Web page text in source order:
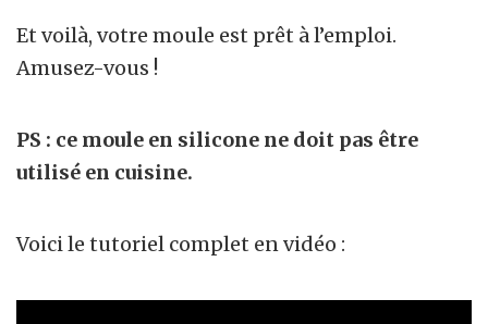
Et voilà, votre moule est prêt à l’emploi.
Amusez-vous !
PS : ce moule en silicone ne doit pas être
utilisé en cuisine.
Voici le tutoriel complet en vidéo :